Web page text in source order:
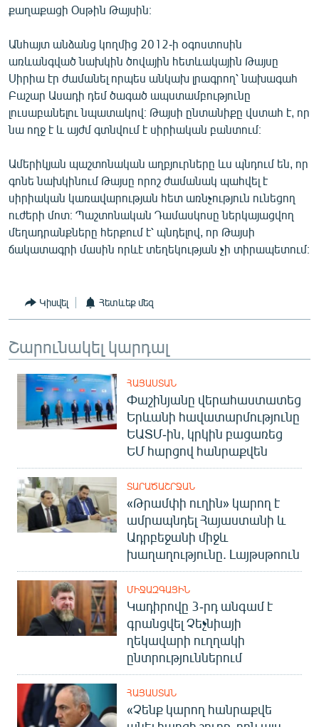
ՁԳՏԵԼՈՎ ԼԱՎԱԳՈՒՅՆԻՆ
ՓՈԴՔԱՍԹ
Հայերեն
English
Русский
ՀԵՏԵՎԵՔ ՄԵԶ
քաղաքացի Օսթին Թայսին։
Անհայտ անձանց կողմից 2012-ի օգոստոսին
առևանգված նախկին ծովային հետևակային Թայսը
Սիրիա էր ժամանել որպես անկախ լրագրող՝ նախագահ
Բաշար Ասադի դեմ ծագած ապստամբությունը
լուսաբանելու նպատակով։ Թայսի ընտանիքը վստահ է, որ
նա ողջ է և այժմ գտնվում է սիրիական բանտում։
Ամերիկյան պաշտոնական աղբյուրները ևս պնդում են, որ
գոնե նախկինում Թայսը որոշ ժամանակ պահվել է
սիրիական կառավարության հետ առնչություն ունեցող
ուժերի մոտ։ Պաշտոնական Դամասկոսը ներկայացվող
մեղադրանքները հերքում է՝ պնդելով, որ Թայսի
ճակատագրի մասին որևէ տեղեկության չի տիրապետում։
Կիսվել Հետևեք մեզ
Շարունակել կարդալ
ՀԱՅԱՍՏԱՆ
Փաշինյանը վերահաստատեց
Երևանի հավատարմությունը
ԵԱՏՄ-ին, կրկին բացառեց
ԵՄ հարցով հանրաքվեն
ՏԱՐԱԾԱՇՐՋԱՆ
«Թրամփի ուղին» կարող է
ամրապնդել Հայաստանի և
Ադրբեջանի միջև
խաղաղությունը. Լայթսթոուն
ՄԻՋԱԶԳԱՅԻՆ
Կադիրովը 3-րդ անգամ է
գրանցվել Չեչնիայի
ղեկավարի ուղղակի
ընտրություններում
ՀԱՅԱՍՏԱՆ
«Չենք կարող հանրաքվե